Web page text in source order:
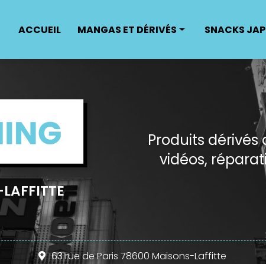
ACCUEIL
MANGAS ET DÉRIVÉS SNACKS
Produits
vidéos,
63 rue de Paris 78600 Maisons-Laffitte